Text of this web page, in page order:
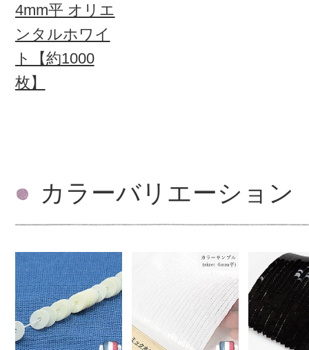
4mm平 オリエ
ンタルホワイ
ト【約1000
枚】
カラーバリエーション